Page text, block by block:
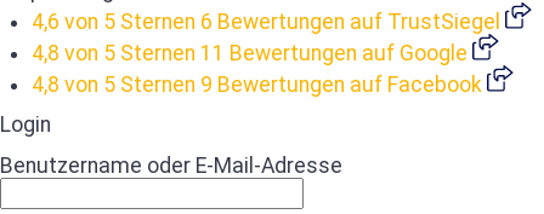
4,6 von 5 Sternen 6 Bewertungen auf TrustSiegel
4,8 von 5 Sternen 11 Bewertungen auf Google
4,8 von 5 Sternen 9 Bewertungen auf Facebook
Login
Benutzername oder E-Mail-Adresse